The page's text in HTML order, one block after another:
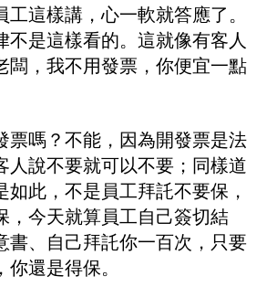
這樣講，心一軟就答應了。
不是這樣看的。這就像有客人
闆，我不用發票，你便宜一點
票嗎？不能，因為開發票是法
人說不要就可以不要；同樣道
如此，不是員工拜託不要保，
，今天就算員工自己簽切結
書、自己拜託你一百次，只要
還是得保。